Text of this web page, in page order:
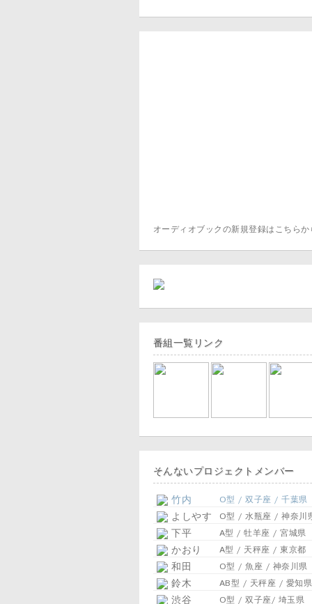
オーディオブックの新規登録はこちら
番組一覧リンク
そんないプロジェクトメンバー
竹内 O型 / 双子座 / 千葉県
よしやす O型 / 水瓶座 / 神奈川
下平 A型 / 牡羊座 / 宮城県
かおり A型 / 天秤座 / 東京都
和田 O型 / 魚座 / 神奈川県
鈴木 AB型 / 天秤座 / 愛知県
渋谷 O型 / 双子座/ 埼玉県